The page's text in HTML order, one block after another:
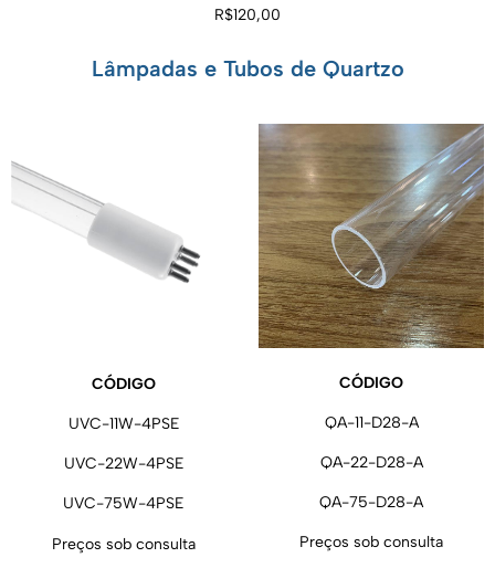
R$120,00
Lâmpadas e Tubos de Quartzo
CÓDIGO
UVC-11W-4PSE
UVC-22W-4PSE
UVC-75W-4PSE
Preços sob consulta
CÓDIGO
QA-11-D28-A
QA-22-D28-A
QA-75-D28-A
Preços sob consulta